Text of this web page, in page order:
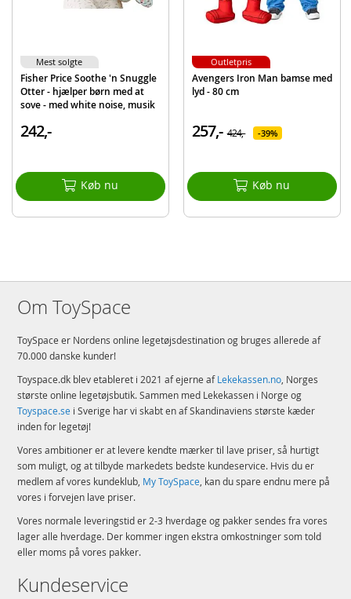
Fisher Price Soothe 'n Snuggle
Otter - hjælper børn med at
sove - med white noise, musik
242,-
Køb nu
Mest solgte
Avengers Iron Man bamse med
lyd - 80 cm
257,- 424,- 39%
Køb nu
Outletpris
Om ToySpace
ToySpace er Nordens online legetøjsdestination og bruges allerede af
70.000 danske kunder!
Toyspace.dk blev etableret i 2021 af ejerne afLekekassen.no, Norges
største online legetøjsbutik. Sammen med Lekekassen i Norge og
Toyspace.se i Sverige har vi skabt en af Skandinaviens største kæder
inden for legetøj!
Vores ambitioner er at levere kendte mærker til lave priser, så hurtigt
som muligt, og at tilbyde markedets bedste kundeservice. Hvis du er
medlem af vores kundeklub, My ToySpace, kan du spare endnu mere på
vores i forvejen lave priser.
Vores normale leveringstid er 2-3 hverdage og pakker sendes fra vores
lager alle hverdage. Der kommer ingen ekstra omkostninger som told
eller moms på vores pakker.
Kundeservice